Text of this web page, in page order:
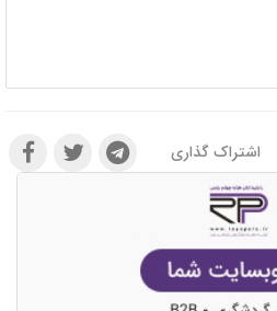
اشتراک گذاری